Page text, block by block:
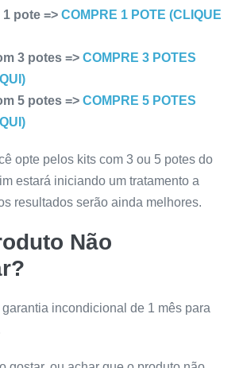
pote => COMPRE 1 POTE (CLIQUE
3 potes => COMPRE 3 POTES
5 potes => COMPRE 5 POTES
opte pelos kits com 3 ou 5 potes do
estará iniciando um tratamento a
resultados serão ainda melhores.
Não
incondicional de 1 mês para